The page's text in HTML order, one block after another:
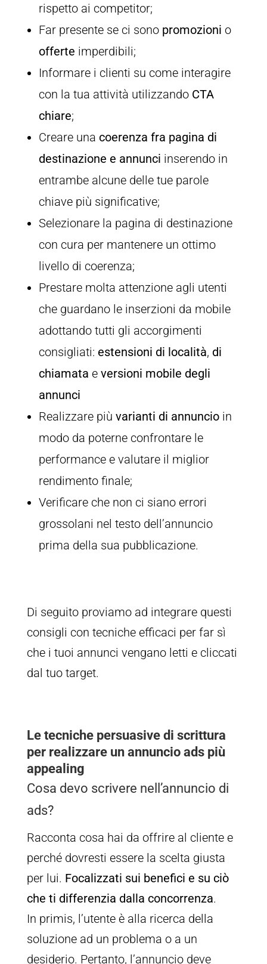
rispetto ai competitor;
Far presente se ci sono promozioni o
offerte imperdibili;
Informare i clienti su come interagire
con la tua attività utilizzando CTA
chiare;
Creare una coerenza fra pagina di
destinazione e annunci inserendo in
entrambe alcune delle tue parole
chiave più significative;
Selezionare la pagina di destinazione
con cura per mantenere un ottimo
livello di coerenza;
Prestare molta attenzione agli utenti
che guardano le inserzioni da mobile
adottando tutti gli accorgimenti
consigliati: estensioni di località, di
chiamata e versioni mobile degli
annunci
Realizzare più varianti di annuncioin
modo da poterne confrontare le
performance e valutare il miglior
rendimento finale;
Verificare che non ci siano errori
grossolani nel testo dell’annuncio
prima della sua pubblicazione.
Di seguito proviamo ad integrare questi
consigli con tecniche efficaci per far sì
che i tuoi annunci vengano letti e cliccati
dal tuo target.
Le tecniche persuasive di scrittura
per realizzare un annuncio ads più
appealing
Cosa devo scrivere nell’annuncio di
ads?
Racconta cosa hai da offrire al cliente e
perché dovresti essere la scelta giusta
per lui. Focalizzati sui benefici e su ciò
che ti differenzia dalla concorrenza.
In primis, l’utente è alla ricerca della
soluzione ad un problema o a un
desiderio. Pertanto, l’annuncio deve